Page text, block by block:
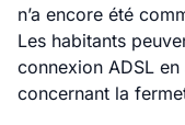
n’a encore été
Les habitants
connexion ADSL
concernant la